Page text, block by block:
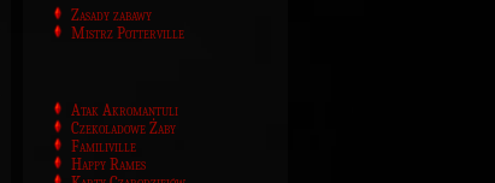
Zasady zabawy
Mistrz Potterville
Atak Akromantuli
Czekoladowe Żaby
Familiville
Happy Rames